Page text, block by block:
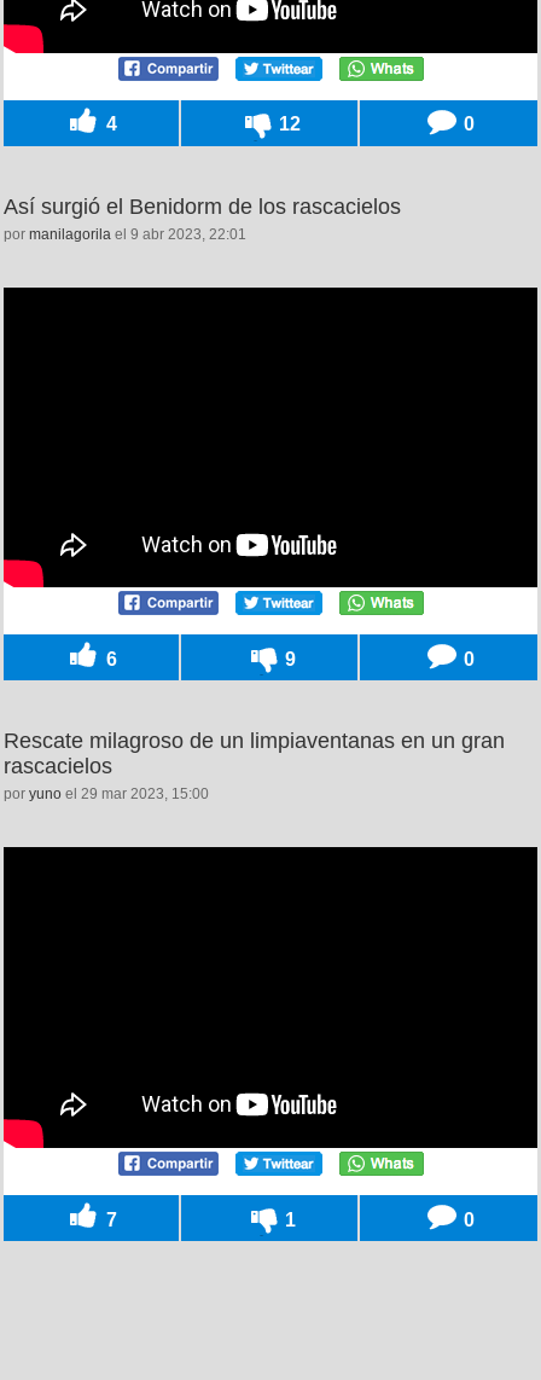
4 12 0
Así surgió el Benidorm de los rascacielos
por manilagorila el 9 abr 2023, 22:01
6 9 0
Rescate milagroso de un limpiaventanas en un gran
rascacielos
por yuno el 29 mar 2023, 15:00
7 1 0